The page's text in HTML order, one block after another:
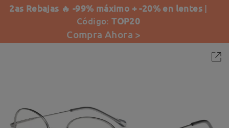
2as Rebajas 🔥 -99% máximo + -20% en lentes |
Código:TOP20
Compra Ahora >